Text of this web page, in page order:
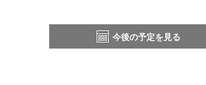
今後の予定を見る